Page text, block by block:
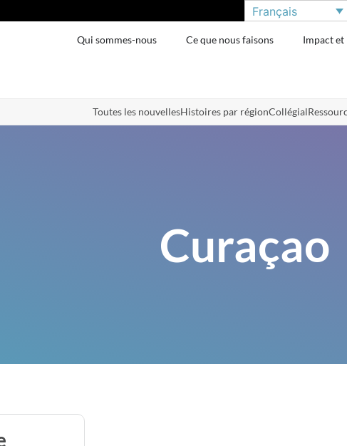
Français
Qui sommes-nous Ce que nous faisons Impact et
Toutes les nouvellesHistoires par régionCollégial
Curaçao